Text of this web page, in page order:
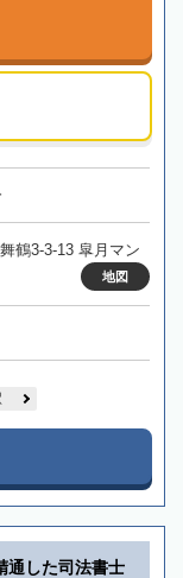
鶴3-3-13 皐月マン
地図
通した司法書士